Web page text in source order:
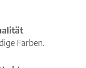
Farben.